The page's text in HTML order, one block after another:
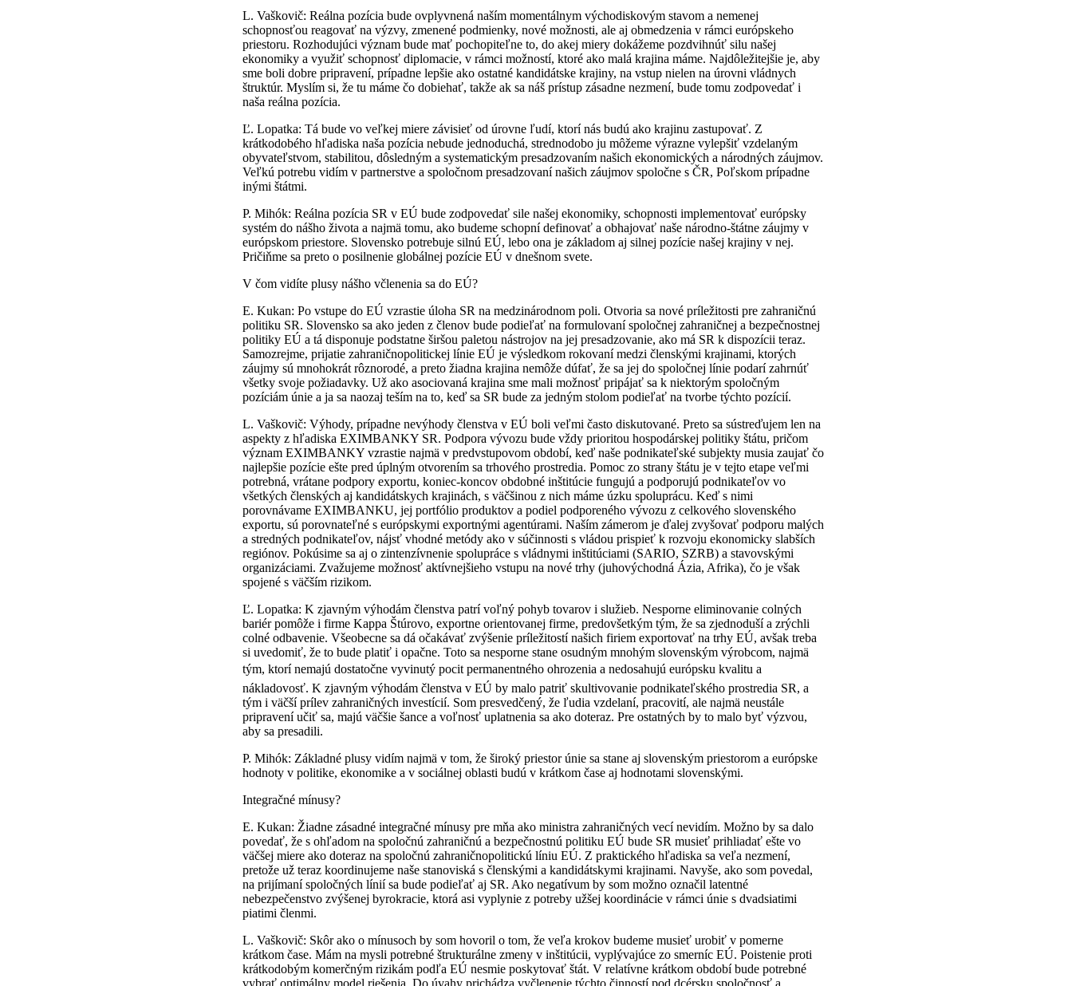
L. Vaškovič: Reálna pozícia bude ovplyvnená naším momentálnym východiskovým stavom a nemenej
schopnosťou reagovať na výzvy, zmenené podmienky, nové možnosti, ale aj obmedzenia v rámci európskeho
priestoru. Rozhodujúci význam bude mať pochopiteľne to, do akej miery dokážeme pozdvihnúť silu našej
ekonomiky a využiť schopnosť diplomacie, v rámci možností, ktoré ako malá krajina máme. Najdôležitejšie je, aby
sme boli dobre pripravení, prípadne lepšie ako ostatné kandidátske krajiny, na vstup nielen na úrovni vládnych
štruktúr. Myslím si, že tu máme čo dobiehať, takže ak sa náš prístup zásadne nezmení, bude tomu zodpovedať i
naša reálna pozícia.
Ľ. Lopatka: Tá bude vo veľkej miere závisieť od úrovne ľudí, ktorí nás budú ako krajinu zastupovať. Z
krátkodobého hľadiska naša pozícia nebude jednoduchá, strednodobo ju môžeme výrazne vylepšiť vzdelaným
obyvateľstvom, stabilitou, dôsledným a systematickým presadzovaním našich ekonomických a národných záujmov.
Veľkú potrebu vidím v partnerstve a spoločnom presadzovaní našich záujmov spoločne s ČR, Poľskom prípadne
inými štátmi.
P. Mihók: Reálna pozícia SR v EÚ bude zodpovedať sile našej ekonomiky, schopnosti implementovať európsky
systém do nášho života a najmä tomu, ako budeme schopní definovať a obhajovať naše národno-štátne záujmy v
európskom priestore. Slovensko potrebuje silnú EÚ, lebo ona je základom aj silnej pozície našej krajiny v nej.
Pričiňme sa preto o posilnenie globálnej pozície EÚ v dnešnom svete.
V čom vidíte plusy nášho včlenenia sa do EÚ?
E. Kukan: Po vstupe do EÚ vzrastie úloha SR na medzinárodnom poli. Otvoria sa nové príležitosti pre zahraničnú
politiku SR. Slovensko sa ako jeden z členov bude podieľať na formulovaní spoločnej zahraničnej a bezpečnostnej
politiky EÚ a tá disponuje podstatne širšou paletou nástrojov na jej presadzovanie, ako má SR k dispozícii teraz.
Samozrejme, prijatie zahraničnopolitickej línie EÚ je výsledkom rokovaní medzi členskými krajinami, ktorých
záujmy sú mnohokrát rôznorodé, a preto žiadna krajina nemôže dúfať, že sa jej do spoločnej línie podarí zahrnúť
všetky svoje požiadavky. Už ako asociovaná krajina sme mali možnosť pripájať sa k niektorým spoločným
pozíciám únie a ja sa naozaj teším na to, keď sa SR bude za jedným stolom podieľať na tvorbe týchto pozícií.
L. Vaškovič: Výhody, prípadne nevýhody členstva v EÚ boli veľmi často diskutované. Preto sa sústreďujem len na
aspekty z hľadiska EXIMBANKY SR. Podpora vývozu bude vždy prioritou hospodárskej politiky štátu, pričom
význam EXIMBANKY vzrastie najmä v predvstupovom období, keď naše podnikateľské subjekty musia zaujať čo
najlepšie pozície ešte pred úplným otvorením sa trhového prostredia. Pomoc zo strany štátu je v tejto etape veľmi
potrebná, vrátane podpory exportu, koniec-koncov obdobné inštitúcie fungujú a podporujú podnikateľov vo
všetkých členských aj kandidátskych krajinách, s väčšinou z nich máme úzku spoluprácu. Keď s nimi
porovnávame EXIMBANKU, jej portfólio produktov a podiel podporeného vývozu z celkového slovenského
exportu, sú porovnateľné s európskymi exportnými agentúrami. Naším zámerom je ďalej zvyšovať podporu malých
a stredných podnikateľov, nájsť vhodné metódy ako v súčinnosti s vládou prispieť k rozvoju ekonomicky slabších
regiónov. Pokúsime sa aj o zintenzívnenie spolupráce s vládnymi inštitúciami (SARIO, SZRB) a stavovskými
organizáciami. Zvažujeme možnosť aktívnejšieho vstupu na nové trhy (juhovýchodná Ázia, Afrika), čo je však
spojené s väčším rizikom.
Ľ. Lopatka: K zjavným výhodám členstva patrí voľný pohyb tovarov i služieb. Nesporne eliminovanie colných
bariér pomôže i firme Kappa Štúrovo, exportne orientovanej firme, predovšetkým tým, že sa zjednoduší a zrýchli
colné odbavenie. Všeobecne sa dá očakávať zvýšenie príležitostí našich firiem exportovať na trhy EÚ, avšak treba
si uvedomiť, že to bude platiť i opačne. Toto sa nesporne stane osudným mnohým slovenským výrobcom, najmä
tým, ktorí nemajú dostatočne vyvinutý pocit permanentného ohrozenia a nedosahujú európsku kvalitu a
nákladovosť. K zjavným výhodám členstva v EÚ by malo patriť skultivovanie podnikateľského prostredia SR, a
tým i väčší prílev zahraničných investícií. Som presvedčený, že ľudia vzdelaní, pracovití, ale najmä neustále
pripravení učiť sa, majú väčšie šance a voľnosť uplatnenia sa ako doteraz. Pre ostatných by to malo byť výzvou,
aby sa presadili.
P. Mihók: Základné plusy vidím najmä v tom, že široký priestor únie sa stane aj slovenským priestorom a európske
hodnoty v politike, ekonomike a v sociálnej oblasti budú v krátkom čase aj hodnotami slovenskými.
Integračné mínusy?
E. Kukan: Žiadne zásadné integračné mínusy pre mňa ako ministra zahraničných vecí nevidím. Možno by sa dalo
povedať, že s ohľadom na spoločnú zahraničnú a bezpečnostnú politiku EÚ bude SR musieť prihliadať ešte vo
väčšej miere ako doteraz na spoločnú zahraničnopolitickú líniu EÚ. Z praktického hľadiska sa veľa nezmení,
pretože už teraz koordinujeme naše stanoviská s členskými a kandidátskymi krajinami. Navyše, ako som povedal,
na prijímaní spoločných línií sa bude podieľať aj SR. Ako negatívum by som možno označil latentné
nebezpečenstvo zvýšenej byrokracie, ktorá asi vyplynie z potreby užšej koordinácie v rámci únie s dvadsiatimi
piatimi členmi.
L. Vaškovič: Skôr ako o mínusoch by som hovoril o tom, že veľa krokov budeme musieť urobiť v pomerne
krátkom čase. Mám na mysli potrebné štrukturálne zmeny v inštitúcii, vyplývajúce zo smerníc EÚ. Poistenie proti
krátkodobým komerčným rizikám podľa EÚ nesmie poskytovať štát. V relatívne krátkom období bude potrebné
vybrať optimálny model riešenia. Do úvahy prichádza vyčlenenie týchto činností pod dcérsku spoločnosť a